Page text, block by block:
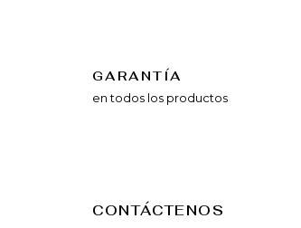
GARANTÍA
en todos los productos
CONTÁCTENOS